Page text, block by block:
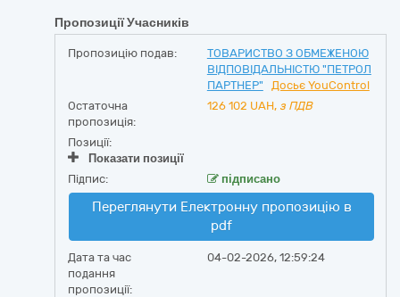
Пропозиції Учасників
Пропозицію подав:
ТОВАРИСТВО З ОБМЕЖЕНОЮ
ВІДПОВІДАЛЬНІСТЮ "ПЕТРОЛ
ПАРТНЕР"
Досьє YouControl
Остаточна
пропозиція:
126 102 UAH, з ПДВ
Позиції:
Показати позиції
Підпис:
підписано
Переглянути Електронну пропозицію в
pdf
Дата та час
подання
пропозиції:
04-02-2026, 12:59:24